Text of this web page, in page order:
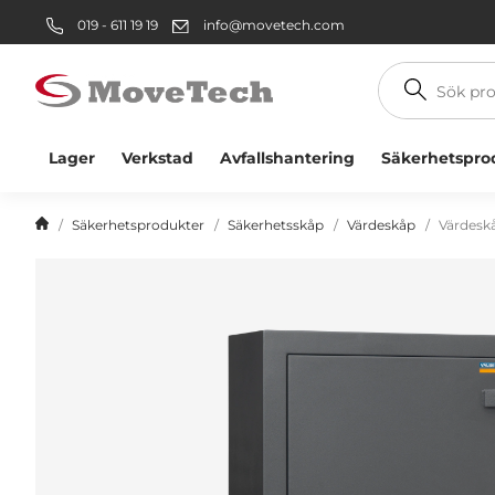
019 - 611 19 19 info@movetech.com
Sök
produkt
Lager Verkstad Avfallshantering
Säkerhetsprodukter Säkerhetsskåp Värdeskåp